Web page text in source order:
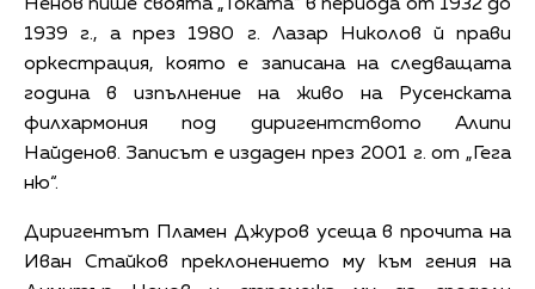
Ненов пише своята „Токата“ в периода от 1932 до
1939 г., а през 1980 г. Лазар Николов й прави
оркестрация, която е записана на следващата
година в изпълнение на живо на Русенската
филхармония под диригентството Алипи
Найденов. Записът е издаден през 2001 г. от „Гега
ню“.
Диригентът Пламен Джуров усеща в прочита на
Иван Стайков преклонението му към гения на